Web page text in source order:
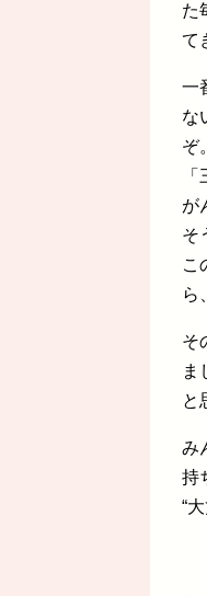
た
て
一
な
ぞ
が
そ
こ
ら
そ
ま
と
み
持
“